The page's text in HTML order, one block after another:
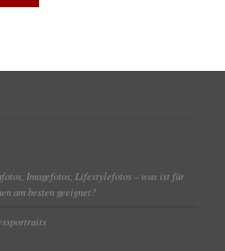
Imagefotos, Lifestylefotos – was ist für
am besten geeignet?